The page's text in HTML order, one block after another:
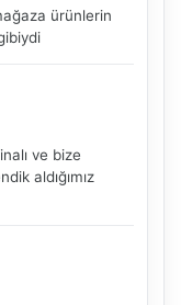
ürünlerin
ve bize
aldığımız